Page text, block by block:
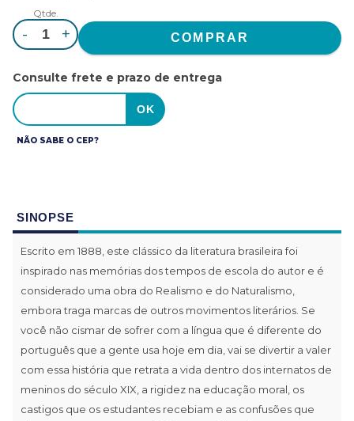
Qtde.
- +
Consulte frete e prazo de entrega
NÃO SABE O CEP?
SINOPSE
Escrito em 1888, este clássico da literatura brasileira foi
inspirado nas memórias dos tempos de escola do autor e é
considerado uma obra do Realismo e do Naturalismo,
embora traga marcas de outros movimentos literários. Se
você não cismar de sofrer com a língua que é diferente do
português que a gente usa hoje em dia, vai se divertir a valer
com essa história que retrata a vida dentro dos internatos de
meninos do século XIX, a rigidez na educação moral, os
castigos que os estudantes recebiam e as confusões que